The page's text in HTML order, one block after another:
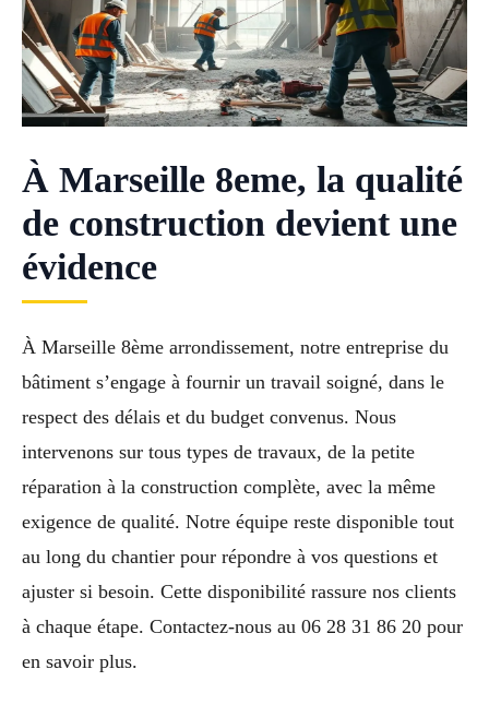
À Marseille 8eme, la qualité
de construction devient une
évidence
À Marseille 8ème arrondissement, notre entreprise du
bâtiment s’engage à fournir un travail soigné, dans le
respect des délais et du budget convenus. Nous
intervenons sur tous types de travaux, de la petite
réparation à la construction complète, avec la même
exigence de qualité. Notre équipe reste disponible tout
au long du chantier pour répondre à vos questions et
ajuster si besoin. Cette disponibilité rassure nos clients
à chaque étape. Contactez-nous au 06 28 31 86 20 pour
en savoir plus.